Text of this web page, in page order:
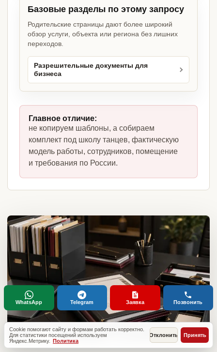
Базовые разделы по этому запросу
Родительские страницы дают более широкий
обзор услуги, объекта или региона без лишних
переходов.
Разрешительные документы для
бизнеса
Главное отличие:
не копируем шаблоны, а собираем
комплект под школу танцев, фактическую
модель работы, сотрудников, помещение
и требования по России.
Cookie помогают сайту и формам работать корректно.
Для статистики посещений используем
Яндекс.Метрику. Политика
Отклонить Принять
WhatsApp Telegram Заявка Позвонить